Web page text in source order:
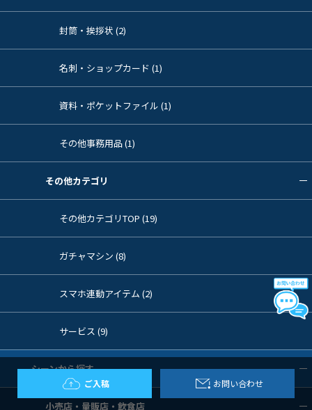
ご入稿 お問い合わせ
封筒・挨拶状 (2)
名刺・ショップカード (1)
資料・ポケットファイル (1)
その他事務用品 (1)
その他カテゴリ
その他カテゴリTOP (19)
ガチャマシン (8)
スマホ連動アイテム (2)
サービス (9)
シーンから探す
小売店・量販店・飲食店